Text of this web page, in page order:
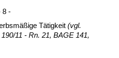
8 -
Tätig­keit (vgl.
11 - Rn. 21, BA­GE 141,